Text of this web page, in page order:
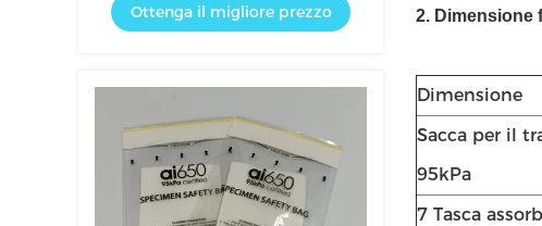
campioni di laboratorio
Ottenga il migliore prezzo 2. Dimensione
Dimensione
Sacca per il
95kPa
7 Tasca